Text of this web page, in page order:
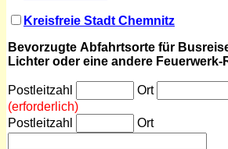
Kreisfreie Stadt Chemnitz
Bevorzugte Abfahrtsorte für
Lichter oder eine andere
Postleitzahl
Ort
(erforderlich)
Postleitzahl
Ort